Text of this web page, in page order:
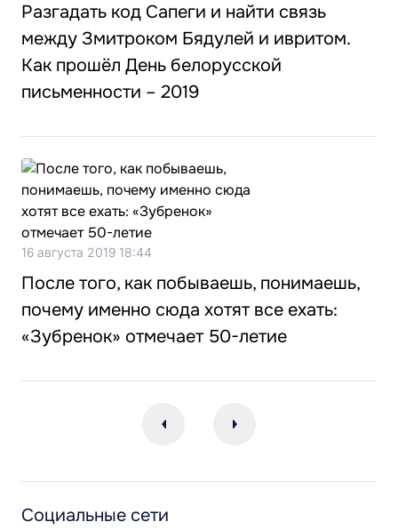
Разгадать код Сапеги и найти связь
между Змитроком Бядулей и ивритом.
Как прошёл День белорусской
письменности – 2019
16 августа 2019 18:44
После того, как побываешь, понимаешь,
почему именно сюда хотят все ехать:
«Зубренок» отмечает 50-летие
Социальные сети